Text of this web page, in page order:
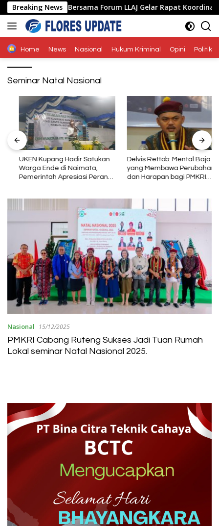
Langsung
ke
konten
Breaking News
Polda NTT Bersama Forum LLAJ Gelar Rapat Koordinasi
Home News Nasional Hukum Kriminal Opini Politik
Seminar Natal Nasional
UKEN Kupang Hadir Satukan
Warga Ende di Naimata,
Pemerintah Apresiasi Peran
Delvis Rettob: Mental Baja
yang Membawa Perubahan
dan Harapan bagi PMKRI
Nasional 15/12/2025
PMKRI Cabang Ruteng Sukses Jadi Tuan Rumah
Lokal seminar Natal Nasional 2025.